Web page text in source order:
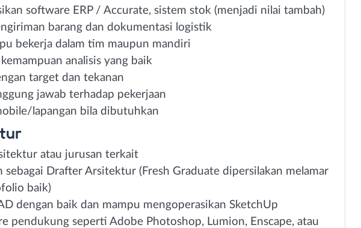
software ERP / Accurate, sistem stok (menjadi nilai tambah)
barang dan dokumentasi logistik
bekerja dalam tim maupun mandiri
analisis yang baik
target dan tekanan
jawab terhadap pekerjaan
lapangan bila dibutuhkan
atau jurusan terkait
Drafter Arsitektur (Fresh Graduate dipersilakan melamar
baik)
dengan baik dan mampu mengoperasikan SketchUp
pendukung seperti Adobe Photoshop, Lumion, Enscape, atau